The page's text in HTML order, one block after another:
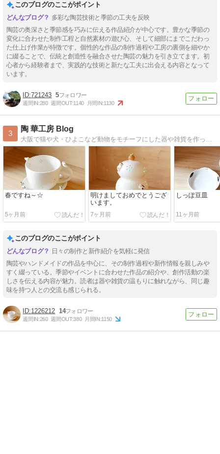
このブログのここがポイント
多彩な陶芸技術と季節の工夫を反映
陶芸の奥深さと季節感を巧みに伝える作品紹介が中心です。豊かな季節の
変化に合わせた制作工程と自然素材の遊び心、そして細部にまでこだわっ
た仕上げ作業が特徴です。個性的な作品の制作過程や工房の裏側を細やか
に綴ることで、伝統と創造性を融合させた陶芸の魅力を引き立てます。初
心者から経験者まで、実践的な技術と新たな工夫に出会える内容となって
います。
721243 5
週間IN:280 週間OUT:1140 月間IN:1130
3
陶 華工房 Blog
大阪で猫や犬・ひよこなど動物をモチーフにした器や雑貨を作っています。
春ですね～☆
5ヶ月前
明けましておめでとうござ
います。
7ヶ月前
しっぽ豆皿
11ヶ月前
このブログのここがポイント
日々の制作と新作紹介を気軽に発信
陶芸やハンドメイドの作品を中心に、その制作過程や新作情報を親しみや
すく綴っている。季節やイベントに合わせた作品の紹介や、創作活動の楽
しさを伝える内容が魅力。読者は器や雑貨の温もりに触れながら、同じ趣
味を持つ人との交流も感じられる。
1226212 14
週間IN:260 週間OUT:380 月間IN:1150